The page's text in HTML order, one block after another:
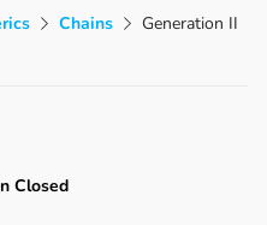
Chains
Generation II
Closed